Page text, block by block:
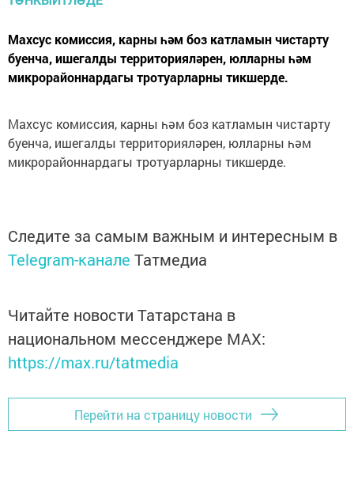
Махсус комиссия, карны һәм боз катламын чистарту
буенча, ишегалды территорияләрен, юлларны һәм
микрорайоннардагы тротуарларны тикшерде.
Махсус комиссия, карны һәм боз катламын чистарту
буенча, ишегалды территорияләрен, юлларны һәм
микрорайоннардагы тротуарларны тикшерде.
Следите за самым важным и интересным в
Telegram-канале Татмедиа
Читайте новости Татарстана в
национальном мессенджере MАХ:
https://max.ru/tatmedia
Перейти на страницу новости